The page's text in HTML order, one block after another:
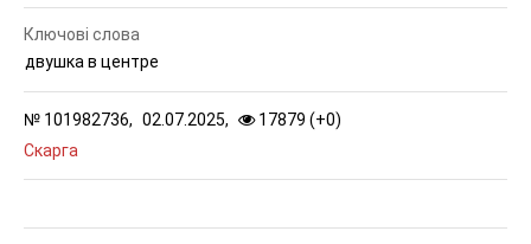
№ 101982736, 02.07.2025, 17879 (+0)
Скарга
Ключові слова
двушка в центре